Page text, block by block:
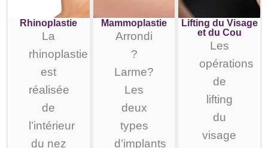
Rhinoplastie
La
rhinoplastie
est
réalisée
de
l’intérieur
du nez
Mammoplastie
Arrondi
?
Larme?
Les
deux
types
d’implants
Lifting du Visage
et du Cou
Les
opérations
de
lifting
du
visage